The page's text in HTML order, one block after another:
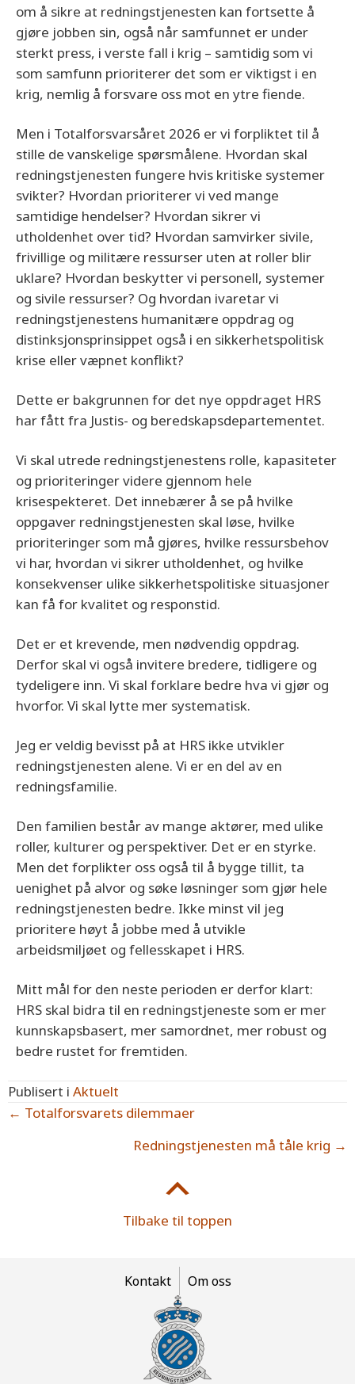
om å sikre at redningstjenesten kan fortsette å
gjøre jobben sin, også når samfunnet er under
sterkt press, i verste fall i krig – samtidig som vi
som samfunn prioriterer det som er viktigst i en
krig, nemlig å forsvare oss mot en ytre fiende.
Men i Totalforsvarsåret 2026 er vi forpliktet til å
stille de vanskelige spørsmålene. Hvordan skal
redningstjenesten fungere hvis kritiske systemer
svikter? Hvordan prioriterer vi ved mange
samtidige hendelser? Hvordan sikrer vi
utholdenhet over tid? Hvordan samvirker sivile,
frivillige og militære ressurser uten at roller blir
uklare? Hvordan beskytter vi personell, systemer
og sivile ressurser? Og hvordan ivaretar vi
redningstjenestens humanitære oppdrag og
distinksjonsprinsippet også i en sikkerhetspolitisk
krise eller væpnet konflikt?
Dette er bakgrunnen for det nye oppdraget HRS
har fått fra Justis- og beredskapsdepartementet.
Vi skal utrede redningstjenestens rolle, kapasiteter
og prioriteringer videre gjennom hele
krisespekteret. Det innebærer å se på hvilke
oppgaver redningstjenesten skal løse, hvilke
prioriteringer som må gjøres, hvilke ressursbehov
vi har, hvordan vi sikrer utholdenhet, og hvilke
konsekvenser ulike sikkerhetspolitiske situasjoner
kan få for kvalitet og responstid.
Det er et krevende, men nødvendig oppdrag.
Derfor skal vi også invitere bredere, tidligere og
tydeligere inn. Vi skal forklare bedre hva vi gjør og
hvorfor. Vi skal lytte mer systematisk.
Jeg er veldig bevisst på at HRS ikke utvikler
redningstjenesten alene. Vi er en del av en
redningsfamilie.
Den familien består av mange aktører, med ulike
roller, kulturer og perspektiver. Det er en styrke.
Men det forplikter oss også til å bygge tillit, ta
uenighet på alvor og søke løsninger som gjør hele
redningstjenesten bedre. Ikke minst vil jeg
prioritere høyt å jobbe med å utvikle
arbeidsmiljøet og fellesskapet i HRS.
Mitt mål for den neste perioden er derfor klart:
HRS skal bidra til en redningstjeneste som er mer
kunnskapsbasert, mer samordnet, mer robust og
bedre rustet for fremtiden.
Publisert i Aktuelt
Posts
← Totalforsvarets dilemmaer
Redningstjenesten må tåle krig →
Tilbake til toppen
Kontakt Om oss